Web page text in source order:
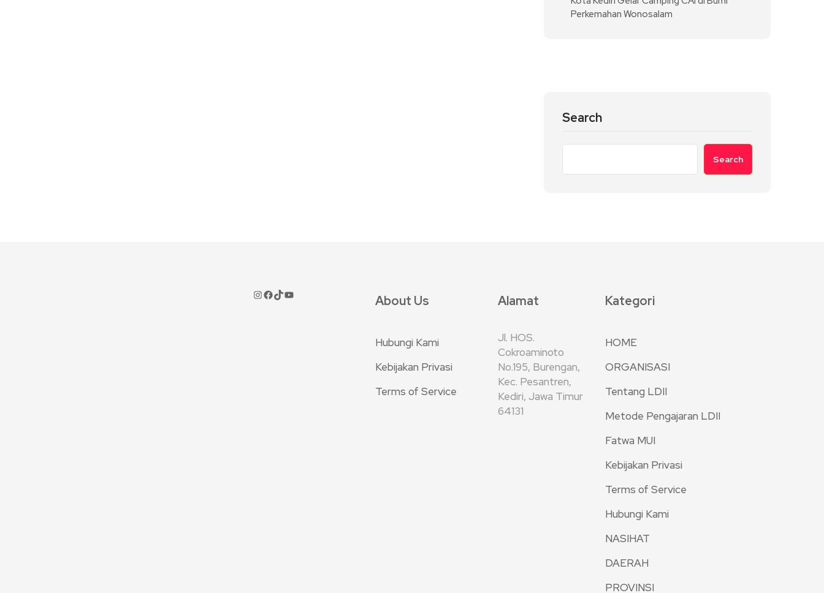
Perkemahan Wonosalam
Search
Search
About Us
Hubungi Kami
Kebijakan Privasi
Terms of Service
Alamat
Jl. HOS.
Cokroaminoto
No.195, Burengan,
Kec. Pesantren,
Kediri, Jawa Timur
64131
Kategori
HOME
ORGANISASI
Tentang LDII
Metode Pengajaran LDII
Fatwa MUI
Kebijakan Privasi
Terms of Service
Hubungi Kami
NASIHAT
DAERAH
PROVINSI